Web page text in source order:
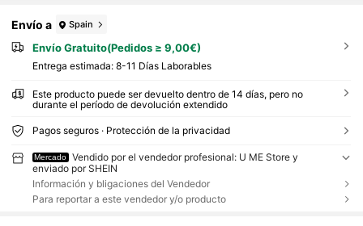
Envío a Spain
Envío Gratuito(Pedidos ≥ 9,00€)
Entrega estimada: 8-11 Días Laborables
Este producto puede ser devuelto dentro de 14 días, pero no
durante el período de devolución extendido
Pagos seguros · Protección de la privacidad
Mercado
Vendido por el vendedor profesional: U ME Store y
enviado por SHEIN
Información y bligaciones del Vendedor
Para reportar a este vendedor y/o producto